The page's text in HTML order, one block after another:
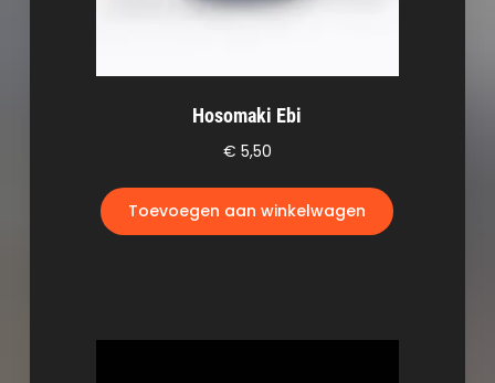
Hosomaki Ebi
€ 5,50
Toevoegen aan winkelwagen